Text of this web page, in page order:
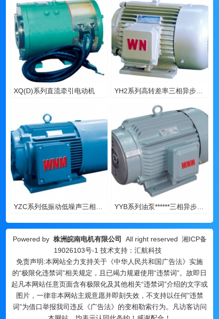
XQ(D)系列直流牵引电动机
Powered by 株洲皖南电机有限公司 All right reserved 湘ICP备
19026103号-1 技术支持：汇航科技
免责声明:本网站全力支持关于《中华人民共和国广告法》实施
的“极限化违禁词”相关规定，且已竭力规避使用“违禁词”。故即日
起凡本网站任意页面含有极限化及其他相关“违禁词”介绍的文字或
图片，一律非本网站主观意愿并即刻失效，不支持以任何"违禁
词”为借口举报我司违反《广告法》的变相勒索行为。凡访客访问